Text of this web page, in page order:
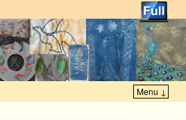
Menu ↓